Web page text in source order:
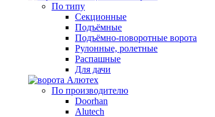
По типу
Секционные
Подъёмные
Подъёмно-поворотные ворота
Рулонные, ролетные
Распашные
Для дачи
По производителю
Doorhan
Alutech